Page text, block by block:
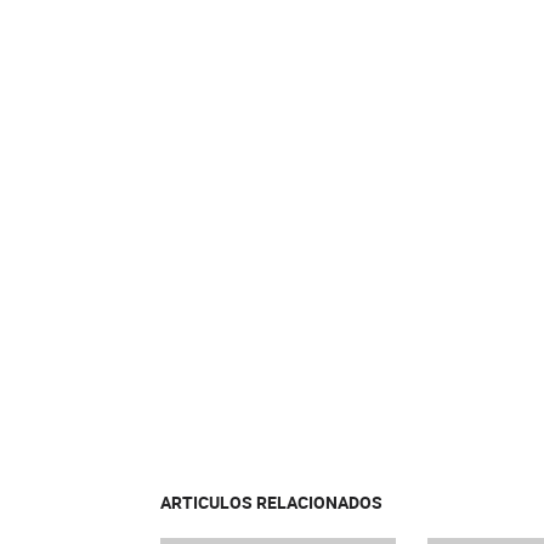
ARTICULOS RELACIONADOS